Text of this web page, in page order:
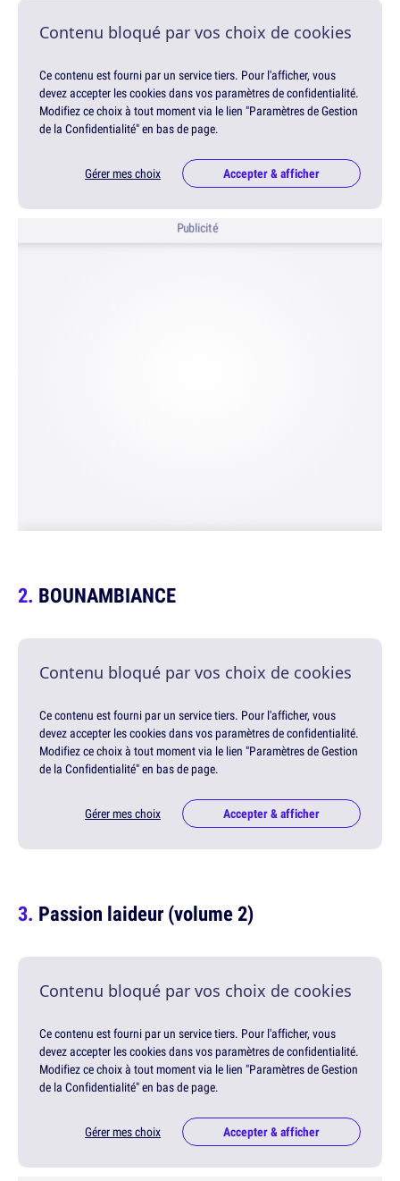
Contenu bloqué par vos choix de cookies
Ce contenu est fourni par un service tiers. Pour l'afficher, vous
devez accepter les cookies dans vos paramètres de confidentialité.
Modifiez ce choix à tout moment via le lien "Paramètres de Gestion
de la Confidentialité" en bas de page.
Gérer mes choix Accepter & afficher
Publicité
BOUNAMBIANCE
Contenu bloqué par vos choix de cookies
Ce contenu est fourni par un service tiers. Pour l'afficher, vous
devez accepter les cookies dans vos paramètres de confidentialité.
Modifiez ce choix à tout moment via le lien "Paramètres de Gestion
de la Confidentialité" en bas de page.
Gérer mes choix Accepter & afficher
Passion laideur (volume 2)
Contenu bloqué par vos choix de cookies
Ce contenu est fourni par un service tiers. Pour l'afficher, vous
devez accepter les cookies dans vos paramètres de confidentialité.
Modifiez ce choix à tout moment via le lien "Paramètres de Gestion
de la Confidentialité" en bas de page.
Gérer mes choix Accepter & afficher